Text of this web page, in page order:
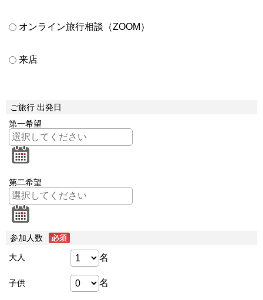
オンライン旅行相談（ZOOM）
来店
ご旅行 出発日
第一希望
第二希望
参加人数
大人 名
子供 名